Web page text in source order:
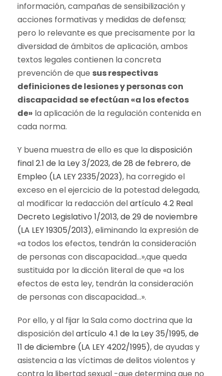
información, campañas de sensibilización y
acciones formativas y medidas de defensa;
pero lo relevante es que precisamente por la
diversidad de ámbitos de aplicación, ambos
textos legales contienen la concreta
prevención de que sus respectivas
definiciones de lesiones y personas con
discapacidad se efectúan «a los efectos
de» la aplicación de la regulación contenida en
cada norma.
Y buena muestra de ello es que ladisposición
final 2.1 de la Ley 3/2023, de 28 de febrero, de
Empleo (LA LEY 2335/2023), ha corregido el
exceso en el ejercicio de la potestad delegada,
al modificar la redacción delartículo 4.2 Real
Decreto Legislativo 1/2013, de 29 de noviembre
(LA LEY 19305/2013), eliminando la expresión de
«a todos los efectos, tendrán la consideración
de personas con discapacidad…»,que queda
sustituida por la dicción literal de que «a los
efectos de esta ley, tendrán la consideración
de personas con discapacidad…».
Por ello, y al fijar la Sala como doctrina que la
disposición delartículo 4.1 de la Ley 35/1995, de
11 de diciembre (LA LEY 4202/1995), de ayudas y
asistencia a las víctimas de delitos violentos y